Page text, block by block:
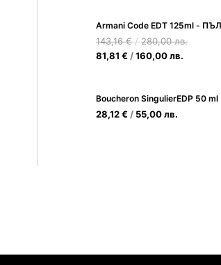
143,16€/280,00лв.
81,81 € /160,00лв.
Boucheron SingulierEDP 50 ml
28,12€ / 55,00лв.